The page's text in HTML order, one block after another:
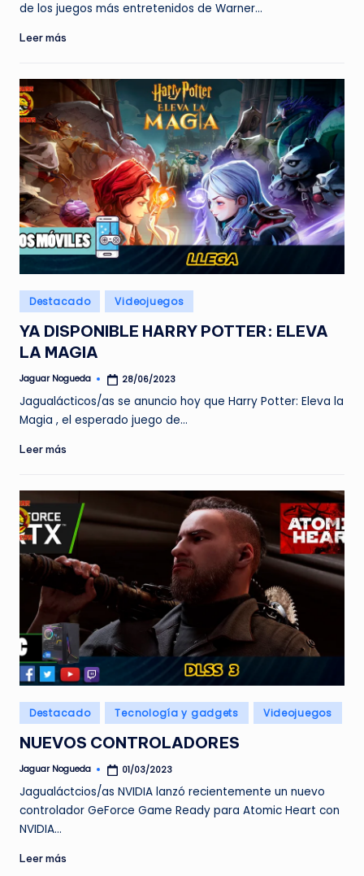
de los juegos más entretenidos de Warner…
Leer más
Publicado
en
Destacado Videojuegos
YA DISPONIBLE HARRY POTTER: ELEVA
LA MAGIA
Publicado
Jaguar Nogueda 28/06/2023
Jagualácticos/as se anuncio hoy que Harry Potter: Eleva la
Magia , el esperado juego de…
Leer más
Publicado
en
Destacado Tecnología y gadgets Videojuegos
NUEVOS CONTROLADORES
Publicado
Jaguar Nogueda 01/03/2023
Jagualáctcios/as NVIDIA lanzó recientemente un nuevo
controlador GeForce Game Ready para Atomic Heart con
NVIDIA…
Leer más